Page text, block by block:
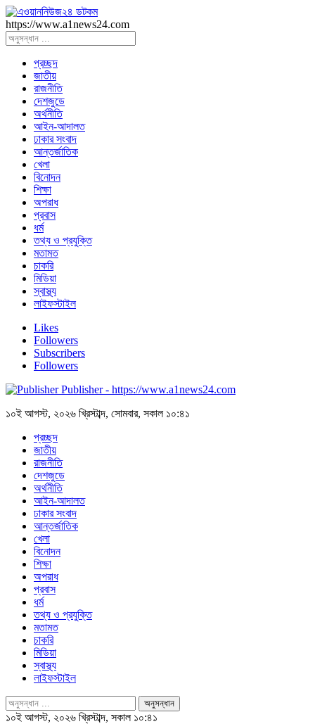
https://www.a1news24.com
প্রচ্ছদ
জাতীয়
রাজনীতি
দেশজুডে
অর্থনীতি
আইন-আদালত
ঢাকার সংবাদ
আন্তর্জাতিক
খেলা
বিনোদন
শিক্ষা
অপরাধ
প্রবাস
ধর্ম
তথ্য ও প্রযুক্তি
মতামত
চাকরি
মিডিয়া
স্বাস্থ্য
লাইফস্টাইল
Likes
Followers
Subscribers
Followers
Publisher - https://www.a1news24.com
১০ই আগস্ট, ২০২৬ খ্রিস্টাব্দ, সোমবার, সকাল ১০:৪১
প্রচ্ছদ
জাতীয়
রাজনীতি
দেশজুডে
অর্থনীতি
আইন-আদালত
ঢাকার সংবাদ
আন্তর্জাতিক
খেলা
বিনোদন
শিক্ষা
অপরাধ
প্রবাস
ধর্ম
তথ্য ও প্রযুক্তি
মতামত
চাকরি
মিডিয়া
স্বাস্থ্য
লাইফস্টাইল
১০ই আগস্ট, ২০২৬ খ্রিস্টাব্দ, সকাল ১০:৪১